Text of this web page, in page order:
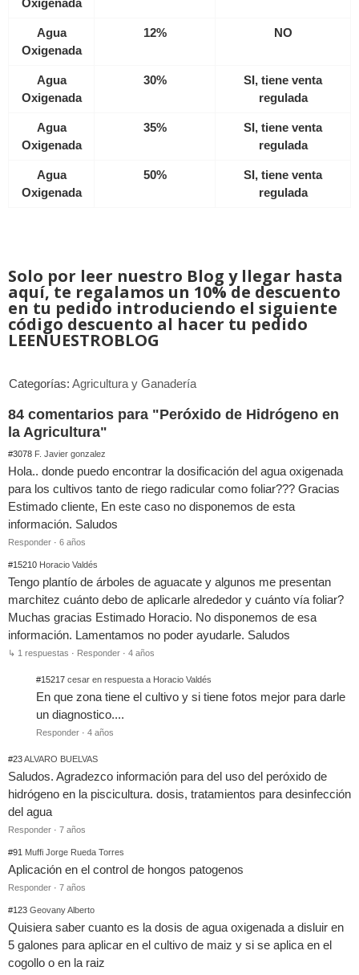
Oxigenada
Agua
Oxigenada
12% NO
Agua
Oxigenada
30%
SI, tiene venta
regulada
Agua
Oxigenada
35%
SI, tiene venta
regulada
Agua
Oxigenada
50%
SI, tiene venta
regulada
Solo por leer nuestro Blog y llegar hasta
aquí, te regalamos un 10% de descuento
en tu pedido introduciendo el siguiente
código descuento al hacer tu pedido
LEENUESTROBLOG
Categorías: Agricultura y Ganadería
84 comentarios para "Peróxido de Hidrógeno en
la Agricultura"
#3078 F. Javier gonzalez
Hola.. donde puedo encontrar la dosificación del agua oxigenada
para los cultivos tanto de riego radicular como foliar??? Gracias
Estimado cliente, En este caso no disponemos de esta
información. Saludos
Responder · 6 años
#15210 Horacio Valdés
Tengo plantío de árboles de aguacate y algunos me presentan
marchitez cuánto debo de aplicarle alrededor y cuánto vía foliar?
Muchas gracias Estimado Horacio. No disponemos de esa
información. Lamentamos no poder ayudarle. Saludos
↳ 1 respuestas · Responder · 4 años
#15217 cesar en respuesta a Horacio Valdés
En que zona tiene el cultivo y si tiene fotos mejor para darle
un diagnostico....
Responder · 4 años
#23ALVARO BUELVAS
Saludos. Agradezco información para del uso del peróxido de
hidrógeno en la piscicultura. dosis, tratamientos para desinfección
del agua
Responder · 7 años
#91 Muffi Jorge Rueda Torres
Aplicación en el control de hongos patogenos
Responder · 7 años
#123 Geovany Alberto
Quisiera saber cuanto es la dosis de agua oxigenada a disluir en
5 galones para aplicar en el cultivo de maiz y si se aplica en el
cogollo o en la raiz